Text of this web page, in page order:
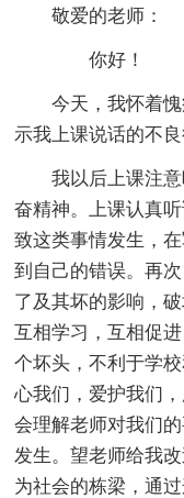
敬爱的老师：
你好！
今天，我怀着
示我上课说话的不
我以后上课注
奋精神。上课认真
致这类事情发生，
到自己的错误。再
了及其坏的影响，
互相学习，互相促
个坏头，不利于学
心我们，爱护我们
会理解老师对我们
发生。望老师给我
为社会的栋梁，通